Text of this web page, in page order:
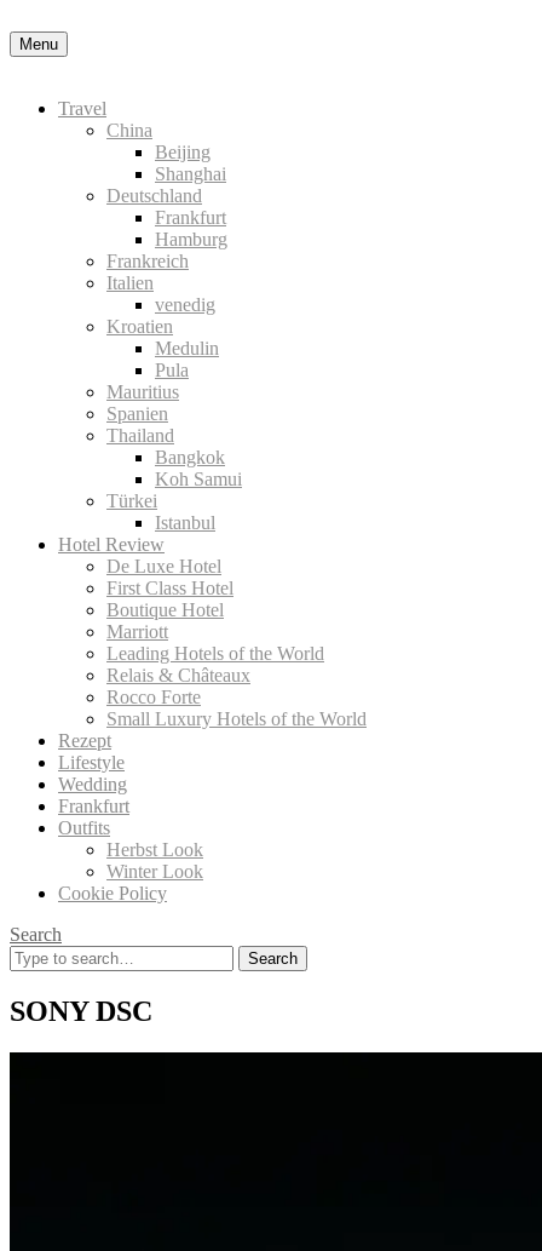
Menu
Travel
China
Beijing
Shanghai
Deutschland
Frankfurt
Hamburg
Frankreich
Italien
venedig
Kroatien
Medulin
Pula
Mauritius
Spanien
Thailand
Bangkok
Koh Samui
Türkei
Istanbul
Hotel Review
De Luxe Hotel
First Class Hotel
Boutique Hotel
Marriott
Leading Hotels of the World
Relais & Châteaux
Rocco Forte
Small Luxury Hotels of the World
Rezept
Lifestyle
Wedding
Frankfurt
Outfits
Herbst Look
Winter Look
Cookie Policy
Search
Search
for:
SONY DSC
der Datenschutzerklärung